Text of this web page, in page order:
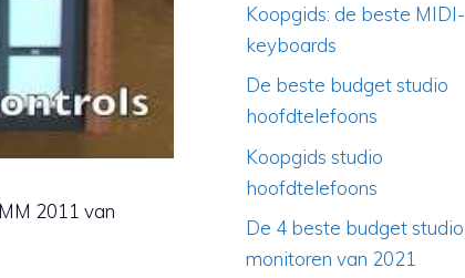
2011 van
Koopgids: de beste MIDI-
keyboards
De beste budget studio
hoofdtelefoons
Koopgids studio
hoofdtelefoons
De 4 beste budget studio
monitoren van 2021